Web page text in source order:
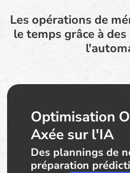
Les opérations de
le temps grâce à
Optimisation
Axée sur l'IA
Des plannings de
préparation